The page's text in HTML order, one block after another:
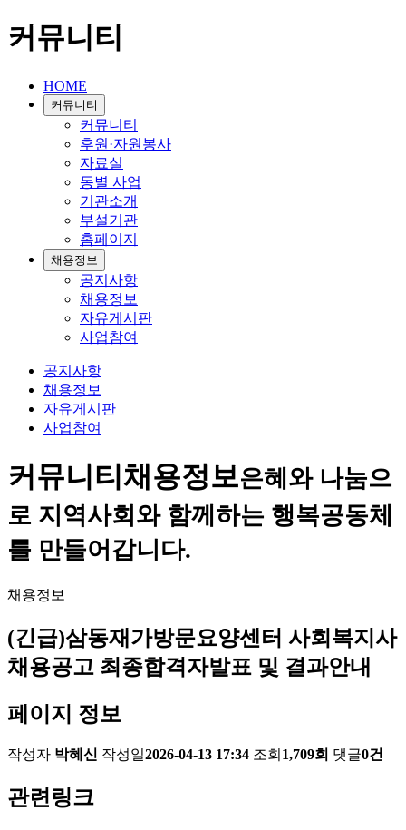
커뮤니티
HOME
커뮤니티
커뮤니티
후원·자원봉사
자료실
동별 사업
기관소개
부설기관
홈페이지
채용정보
공지사항
채용정보
자유게시판
사업참여
공지사항
채용정보
자유게시판
사업참여
커뮤니티채용정보은혜와 나눔으
로 지역사회와 함께하는 행복공동체
를 만들어갑니다.
채용정보
(긴급)삼동재가방문요양센터 사회복지사
채용공고 최종합격자발표 및 결과안내
페이지 정보
작성자 박혜신 작성일2026-04-13 17:34 조회 1,709회 댓글0건
관련링크